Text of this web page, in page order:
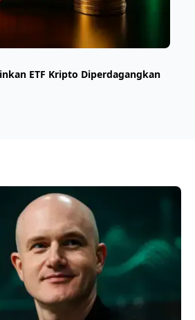
ETF Kripto Diperdagangkan